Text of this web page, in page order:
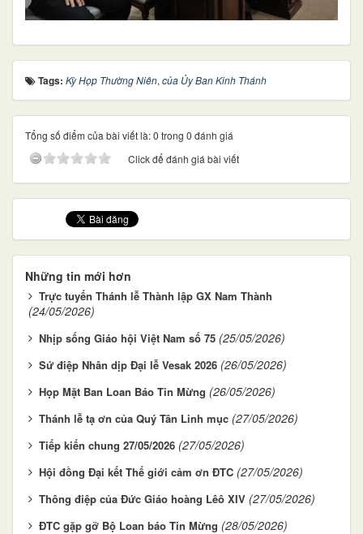
Tags: Kỳ Họp Thường Niên, của Ủy Ban Kinh Thánh
Tổng số điểm của bài viết là: 0 trong 0 đánh giá
Click để đánh giá bài viết
Những tin mới hơn
Trực tuyến Thánh lễ Thành lập GX Nam Thành
(24/05/2026)
Nhịp sống Giáo hội Việt Nam số 75 (25/05/2026)
Sứ điệp Nhân dịp Đại lễ Vesak 2026 (26/05/2026)
Họp Mặt Ban Loan Báo Tin Mừng (26/05/2026)
Thánh lễ tạ ơn của Quý Tân Linh mục (27/05/2026)
Tiếp kiến chung 27/05/2026 (27/05/2026)
Hội đồng Đại kết Thế giới cảm ơn ĐTC (27/05/2026)
Thông điệp của Đức Giáo hoàng Lêô XIV (27/05/2026)
ĐTC gặp gỡ Bộ Loan báo Tin Mừng (28/05/2026)